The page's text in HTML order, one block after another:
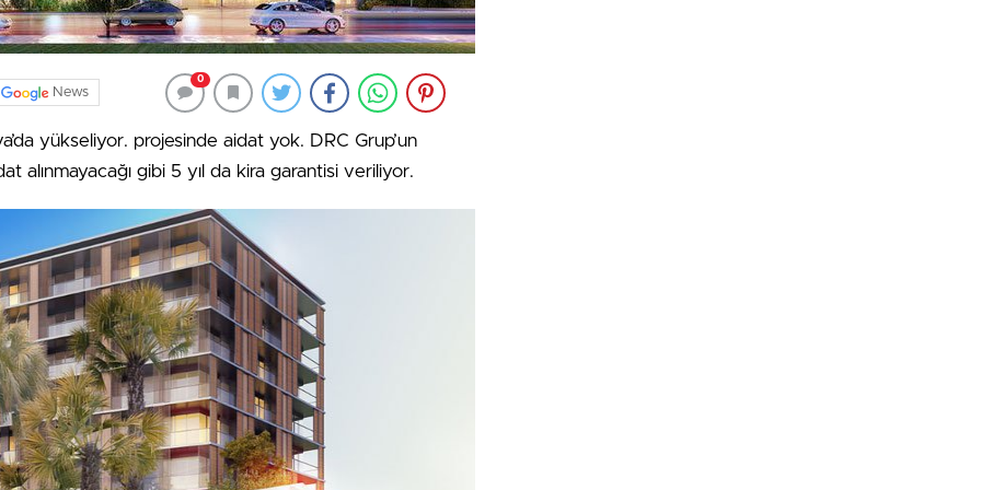
News
0
yükseliyor. projesinde aidat yok. DRC Grup’un
alınmayacağı gibi 5 yıl da kira garantisi veriliyor.